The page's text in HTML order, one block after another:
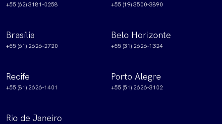
+55 (62) 3181-0258 +55 (19) 3500-3890
Brasília
+55 (61) 2626-2720
Belo Horizonte
+55 (31) 2626-1324
Recife
+55 (81) 2626-1401
Porto Alegre
+55 (51) 2626-3102
Rio de Janeiro